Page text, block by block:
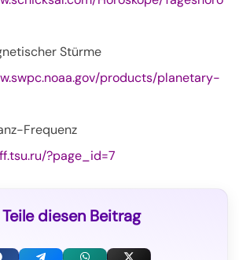
Stürme
products/planetary-
Frequenz
?page_id=7
diesen Beitrag